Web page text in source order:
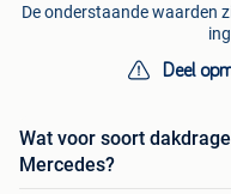
De onderstaande waarden
Deel
Wat voor soort
Mercedes?